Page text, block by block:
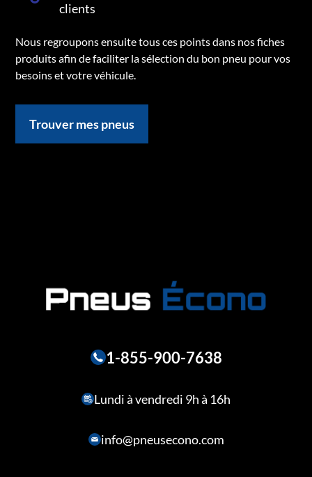
clients
Nous regroupons ensuite tous ces points dans nos fiches
produits afin de faciliter la sélection du bon pneu pour vos
besoins et votre véhicule.
Trouver mes pneus
1-855-900-7638
Lundi à vendredi 9h à 16h
info@pneusecono.com